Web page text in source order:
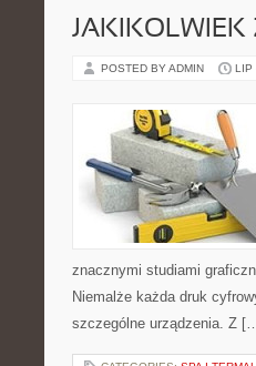
JAKIKOLWIEK
POSTED BY ADMIN LIP
znacznymi studiami
Niemalże każda druk
szczególne urządzenia. Z